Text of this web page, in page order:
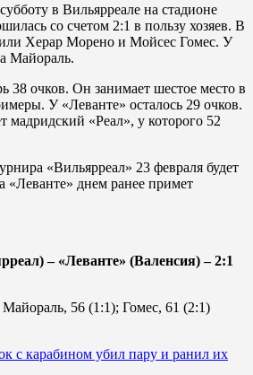
в Вильярреале на стадионе
со счетом 2:1 в пользу хозяев. В
Херар Морено и Мойсес Гомес. У
Майораль.
38 очков. Он занимает шестое место в
У «Леванте» осталось 29 очков.
«Реал», у которого 52
«Вильярреал» 23 февраля будет
«Леванте» днем ранее примет
– «Леванте» (Валенсия) – 2:1
56 (1:1); Гомес, 61 (2:1)
с карабином убил пару и ранил их